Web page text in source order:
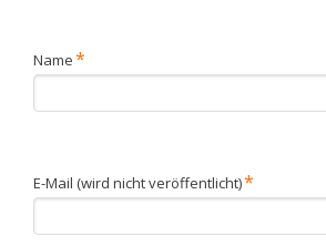
Pflichtfeld
Name*
Pflichtfeld
E-Mail (wird nicht veröffentlicht)*